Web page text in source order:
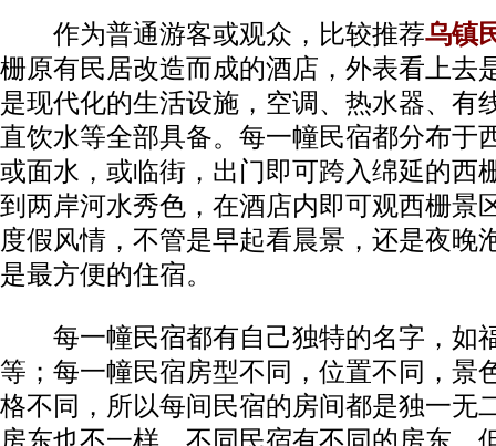
作为普通游客或观众，比较推荐乌镇
栅原有民居改造而成的酒店，外表看上去
是现代化的生活设施，空调、热水器、有
直饮水等全部具备。每一幢民宿都分布于
或面水，或临街，出门即可跨入绵延的西
到两岸河水秀色，在酒店内即可观西栅景
度假风情，不管是早起看晨景，还是夜晚
是最方便的住宿。
每一幢民宿都有自己独特的名字，如
等；每一幢民宿房型不同，位置不同，景
格不同，所以每间民宿的房间都是独一无